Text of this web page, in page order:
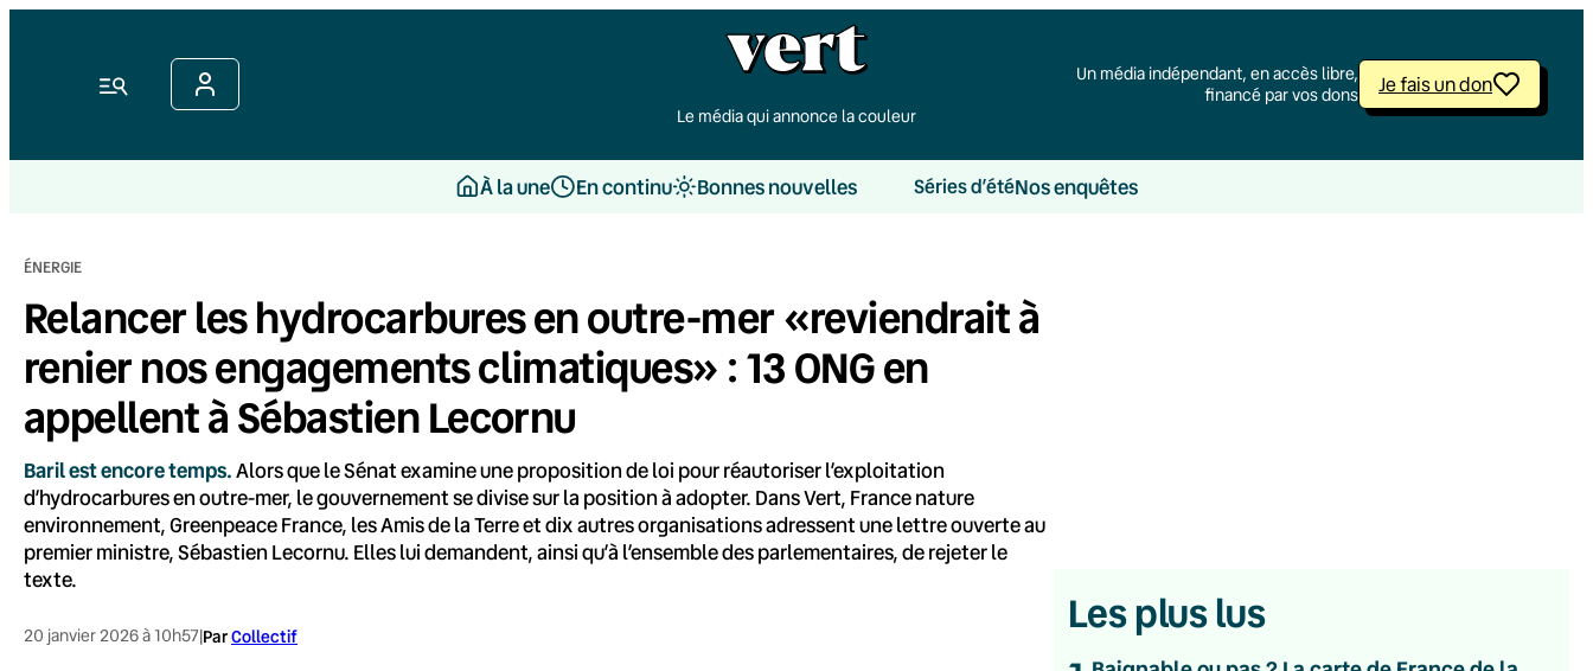
Menu
Le média qui annonce la couleur
Un média indépendant, en accès libre,
financé par vos dons
Je fais un don
À la une En continu Bonnes nouvelles Séries d’étéNos enquêtes
ÉNERGIE
Relancer les hydrocarbures en outre-mer «reviendrait à
renier nos engagements climatiques» : 13 ONG en
appellent à Sébastien Lecornu
Baril est encore temps.Alors que le Sénat examine une proposition de loi pour réautoriser l’exploitation
d’hydrocarbures en outre-mer, le gouvernement se divise sur la position à adopter. Dans Vert, France nature
environnement, Greenpeace France, les Amis de la Terre et dix autres organisations adressent une lettre ouverte au
premier ministre, Sébastien Lecornu. Elles lui demandent, ainsi qu’à l’ensemble des parlementaires, de rejeter le
texte.
20 janvier 2026 à 10h57|ParCollectif
Les plus lus